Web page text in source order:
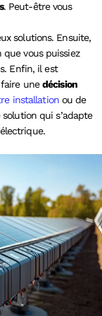
. Peut-être vous
solutions. Ensuite,
que vous puissiez
Enfin, il est
faire unedécision
installationou de
qui s’adapte